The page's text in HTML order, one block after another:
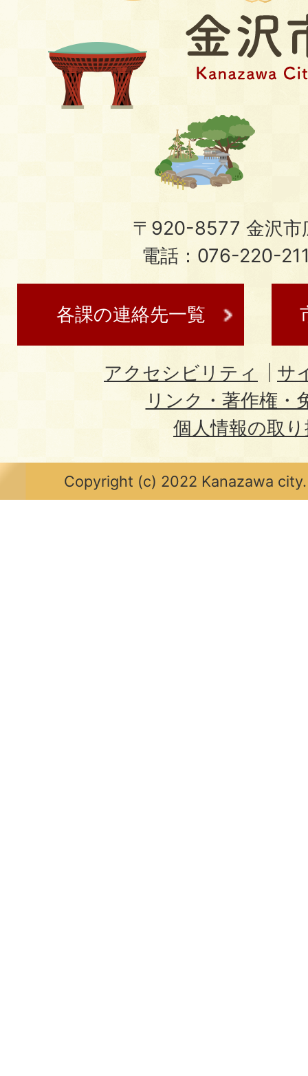
〒920-8577 金沢市
電話：076-220-
各課の連絡先一覧
アクセシビリティ
サ
リンク・著作権・
個人情報の取
Copyright (c) 2022 Kanazawa